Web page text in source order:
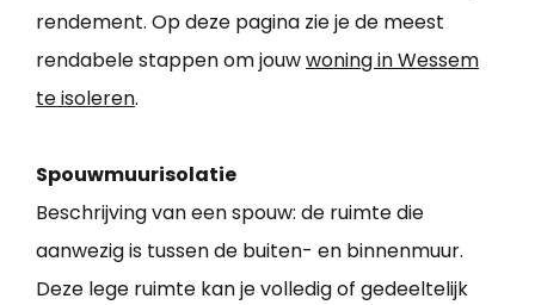
rendement. Op deze pagina zie je de meest
rendabele stappen om jouwwoning in Wessem
te isoleren.
Spouwmuurisolatie
Beschrijving van een spouw: de ruimte die
aanwezig is tussen de buiten- en binnenmuur.
Deze lege ruimte kan je volledig of gedeeltelijk